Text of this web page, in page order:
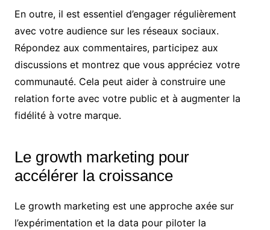
En outre, il est essentiel d’engager régulièrement
avec votre audience sur les réseaux sociaux.
Répondez aux commentaires, participez aux
discussions et montrez que vous appréciez votre
communauté. Cela peut aider à construire une
relation forte avec votre public et à augmenter la
fidélité à votre marque.
Le growth marketing pour
accélérer la croissance
Le growth marketing est une approche axée sur
l’expérimentation et la data pour piloter la